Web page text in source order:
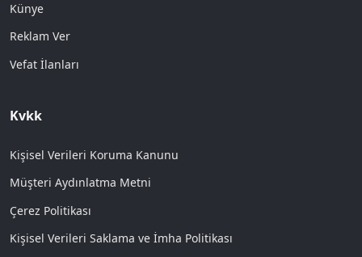
Künye
Reklam Ver
Vefat İlanları
Kvkk
Kişisel Verileri Koruma Kanunu
Müşteri Aydınlatma Metni
Çerez Politikası
Kişisel Verileri Saklama ve İmha Politikası